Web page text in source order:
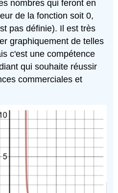
nombres qui feront en
de la fonction soit 0,
pas définie). Il est très
graphiquement de telles
c'est une compétence
qui souhaite réussir
commerciales et